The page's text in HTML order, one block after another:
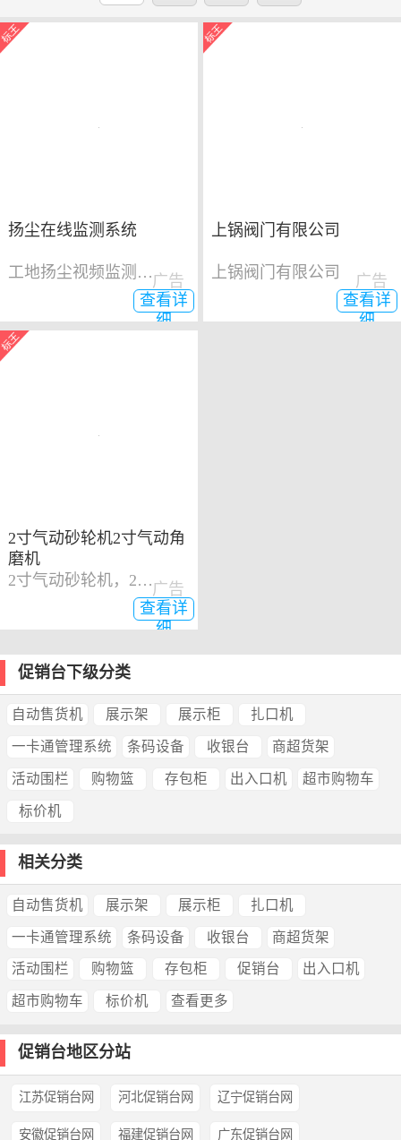
扬尘在线监测系统
工地扬尘视频监测系统
查看详
细
广告
上锅阀门有限公司
上锅阀门有限公司
查看详
细
广告
2寸气动砂轮机2寸气动角
磨机
2寸气动砂轮机，2寸气动角磨机
查看详
细
广告
促销台下级分类
自动售货机 展示架 展示柜 扎口机
一卡通管理系统 条码设备 收银台 商超货架
活动围栏 购物篮 存包柜 出入口机 超市购物车
标价机
相关分类
自动售货机 展示架 展示柜 扎口机
一卡通管理系统 条码设备 收银台 商超货架
活动围栏 购物篮 存包柜 促销台 出入口机
超市购物车 标价机 查看更多
促销台地区分站
江苏促销台网 河北促销台网 辽宁促销台网
安徽促销台网 福建促销台网 广东促销台网